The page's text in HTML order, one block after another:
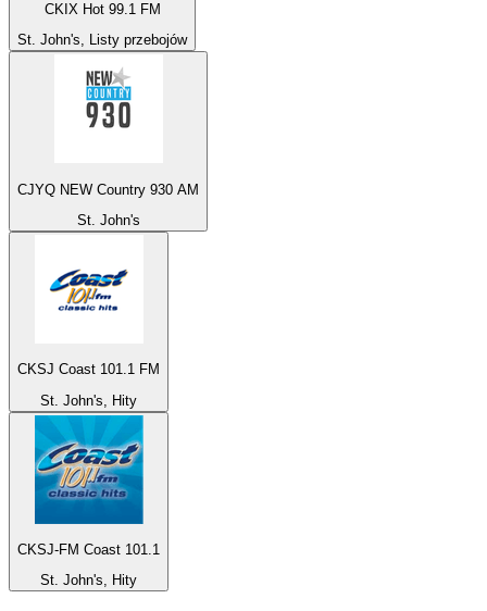
CKIX Hot 99.1 FM
St. John's, Listy przebojów
CJYQ NEW Country 930 AM
St. John's
CKSJ Coast 101.1 FM
St. John's, Hity
CKSJ-FM Coast 101.1
St. John's, Hity